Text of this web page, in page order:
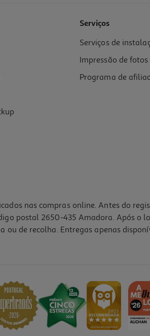
Serviços
Serviços de
Impressão de fotos
Programa de
nas compras online. Antes do
postal 2650-435 Amadora. Após o
ou de recolha. Entregas apenas